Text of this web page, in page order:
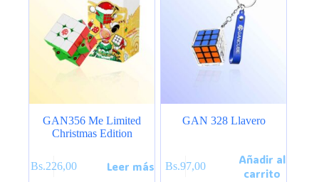
GAN356 Me Limited
Christmas Edition
Bs.226,00 Leer más
GAN 328 Llavero
Bs.97,00
Añadir al
carrito